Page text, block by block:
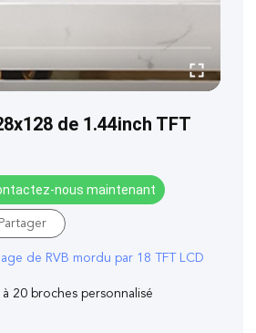
de 1.44inch TFT
nous maintenant
Partager
de RVB mordu par 18 TFT LCD
20 broches personnalisé